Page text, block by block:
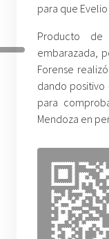
para que
Producto
embarazada,
Forense
dando positivo
para
Mendoza en